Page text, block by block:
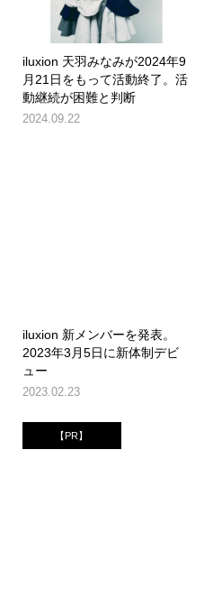
iluxion 天羽みなみが2024年9
月21日をもって活動終了。活
動継続が困難と判断
2024.09.22
iluxion 新メンバーを発表。
2023年3月5日に新体制デビ
ュー
2023.02.23
【PR】